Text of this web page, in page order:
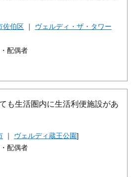
佐伯区 ｜ ヴェルディ・ザ・タワー
配偶者
も生活圏内に生活利便施設があ
｜ ヴェルディ蔵王公園]
配偶者